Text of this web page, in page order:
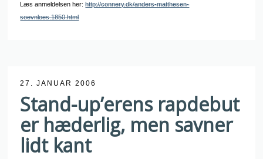
Læs anmeldelsen her:http://connery.dk/anders-matthesen-
soevnloes.1850.html
27. JANUAR 2006
Stand-up’erens rapdebut
er hæderlig, men savner
lidt kant